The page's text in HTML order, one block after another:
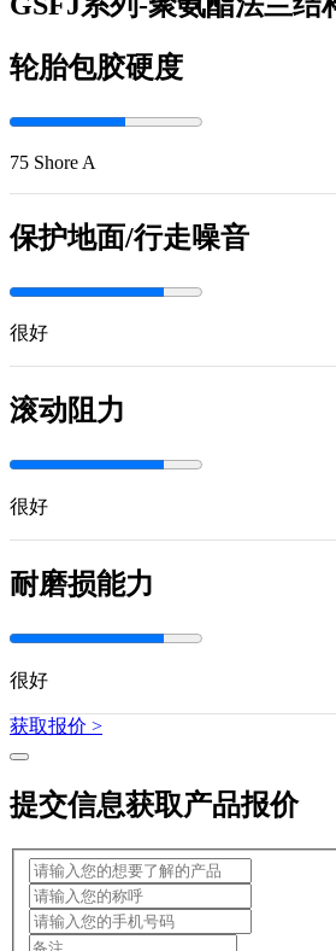
轮胎包胶硬度
75 Shore A
保护地面/行走噪音
很好
滚动阻力
很好
耐磨损能力
很好
获取报价 >
提交信息获取产品报价